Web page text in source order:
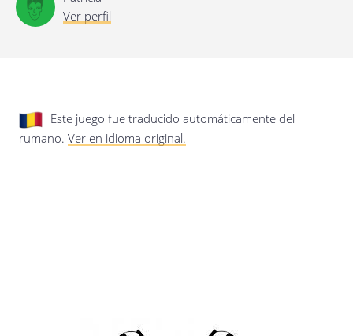
Ver perfil
Este juego fue traducido automáticamente del
rumano. Ver en idioma original.